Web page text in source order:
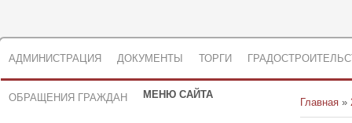
АДМИНИСТРАЦИЯ ДОКУМЕНТЫ ТОРГИ
ОБРАЩЕНИЯ ГРАЖДАН МЕНЮ САЙТА
Главная »